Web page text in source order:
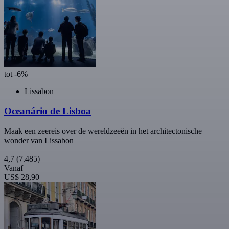
tot -6%
Lissabon
Oceanário de Lisboa
Maak een zeereis over de wereldzeeën in het architectonische
wonder van Lissabon
4,7 (7.485)
Vanaf
US$ 28,90